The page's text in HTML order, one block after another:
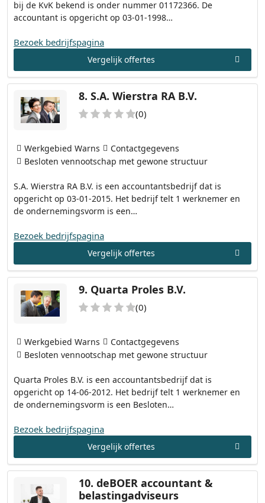
bij de KvK bekend is onder nummer 01172366. De
accountant is opgericht op 03-01-1998…
Bezoek bedrijfspagina
Vergelijk offertes
8. S.A. Wierstra RA B.V.
(0)
S.A. Wierstra RA B.V. is een accountantsbedrijf dat is
opgericht op 03-01-2015. Het bedrijf telt 1 werknemer en
de ondernemingsvorm is een…
Werkgebied Warns
Contactgegevens
Besloten vennootschap met gewone structuur
Bezoek bedrijfspagina
Vergelijk offertes
9. Quarta Proles B.V.
(0)
Quarta Proles B.V. is een accountantsbedrijf dat is
opgericht op 14-06-2012. Het bedrijf telt 1 werknemer en
de ondernemingsvorm is een Besloten…
Werkgebied Warns
Contactgegevens
Besloten vennootschap met gewone structuur
Bezoek bedrijfspagina
Vergelijk offertes
10. deBOER accountant &
belastingadviseurs